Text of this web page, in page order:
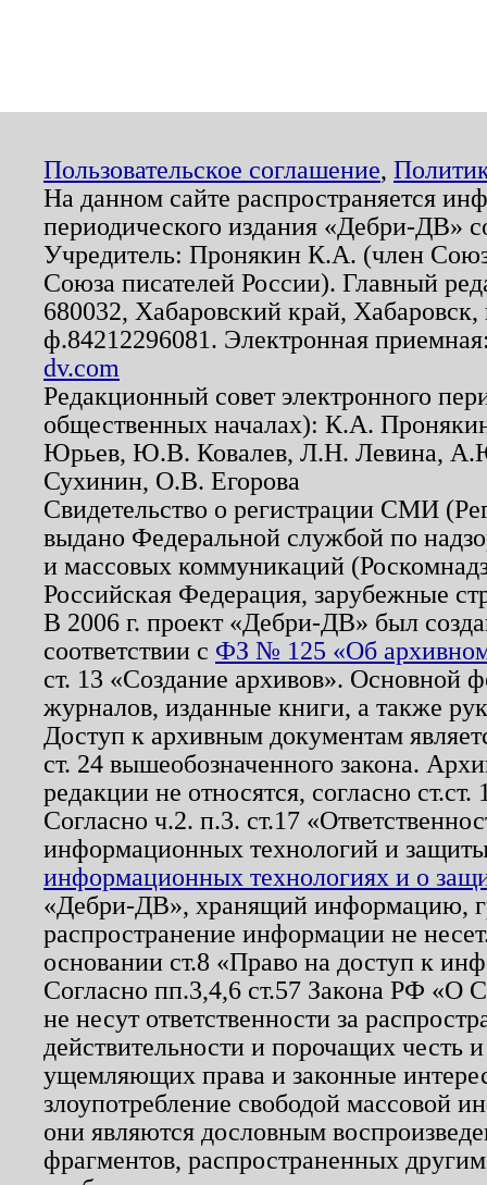
Пользовательское соглашение,
На данном сайте распространяется
периодического издания «Дебри-ДВ»
Учредитель: Пронякин К.А. (член
Союза писателей России). Главный
680032, Хабаровский край,
ф.84212296081. Электронная
dv.com
Редакционный совет электронного
общественных началах): К.А.
Юрьев, Ю.В. Ковалев, Л.Н. Левина,
Сухинин, О.В. Егорова
Свидетельство о регистрации СМИ
выдано Федеральной службой по
и массовых коммуникаций
Российская Федерация, зарубежные
В 2006 г. проект «Дебри-ДВ» был
соответствии с ФЗ № 125 «Об
ст. 13 «Создание архивов». Основной
журналов, изданные книги, а также
Доступ к архивным документам
ст. 24 вышеобозначенного закона.
редакции не относятся, согласно
Согласно ч.2. п.3. ст.17
информационных технологий и
информационных технологиях и о
«Дебри-ДВ», хранящий информацию,
распространение информации не
основании ст.8 «Право на доступ к
Согласно пп.3,4,6 ст.57 Закона РФ «О
не несут ответственности за
действительности и порочащих честь
ущемляющих права и законные
злоупотребление свободой массовой
они являются дословным
фрагментов, распространенных